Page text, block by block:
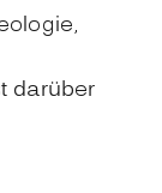
darüber